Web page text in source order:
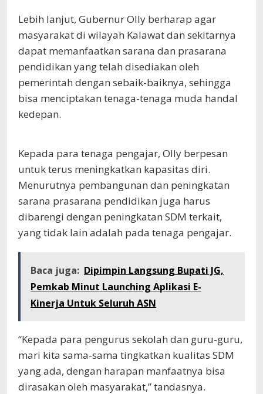
Lebih lanjut, Gubernur Olly berharap agar
masyarakat di wilayah Kalawat dan sekitarnya
dapat memanfaatkan sarana dan prasarana
pendidikan yang telah disediakan oleh
pemerintah dengan sebaik-baiknya, sehingga
bisa menciptakan tenaga-tenaga muda handal
kedepan.
Kepada para tenaga pengajar, Olly berpesan
untuk terus meningkatkan kapasitas diri.
Menurutnya pembangunan dan peningkatan
sarana prasarana pendidikan juga harus
dibarengi dengan peningkatan SDM terkait,
yang tidak lain adalah pada tenaga pengajar.
Baca juga: Dipimpin Langsung Bupati JG,
Pemkab Minut Launching Aplikasi E-
Kinerja Untuk Seluruh ASN
“Kepada para pengurus sekolah dan guru-guru,
mari kita sama-sama tingkatkan kualitas SDM
yang ada, dengan harapan manfaatnya bisa
dirasakan oleh masyarakat,” tandasnya.